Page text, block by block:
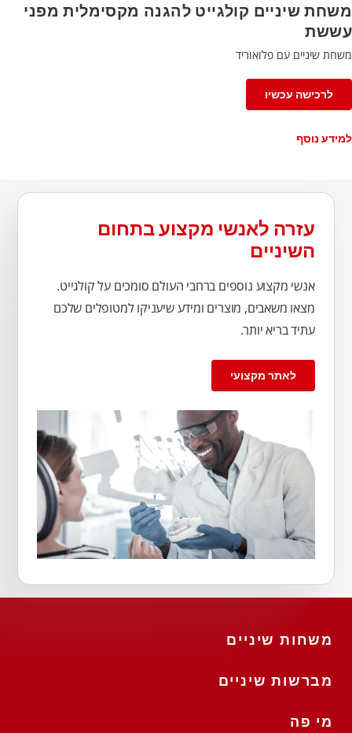
משחת שיניים קולגייט להגנה מקסימלית מפני
עששת
משחת שיניים עם פלואוריד
לרכישה עכשיו
למידע נוסף
עזרה לאנשי מקצוע בתחום
השיניים
אנשי מקצוע נוספים ברחבי העולם סומכים על קולגייט.
מצאו משאבים, מוצרים ומידע שיעניקו למטופלים שלכם
עתיד בריא יותר.
לאתר מקצועי
משחות שיניים
מברשות שיניים
מי פה